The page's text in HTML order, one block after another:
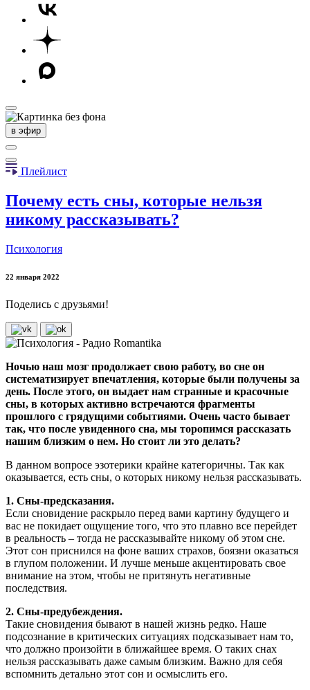
в эфир
Плейлист
Почему есть сны, которые нельзя
никому рассказывать?
Психология
22 января 2022
Поделись с друзьями!
Ночью наш мозг продолжает свою работу, во сне он
систематизирует впечатления, которые были получены за
день. После этого, он выдает нам странные и красочные
сны, в которых активно встречаются фрагменты
прошлого с грядущими событиями. Очень часто бывает
так, что после увиденного сна, мы торопимся рассказать
нашим близким о нем. Но стоит ли это делать?
В данном вопросе эзотерики крайне категоричны. Так как
оказывается, есть сны, о которых никому нельзя рассказывать.
1. Сны-предсказания.
Если сновидение раскрыло перед вами картину будущего и
вас не покидает ощущение того, что это плавно все перейдет
в реальность – тогда не рассказывайте никому об этом сне.
Этот сон приснился на фоне ваших страхов, боязни оказаться
в глупом положении. И лучше меньше акцентировать свое
внимание на этом, чтобы не притянуть негативные
последствия.
2. Сны-предубеждения.
Такие сновидения бывают в нашей жизнь редко. Наше
подсознание в критических ситуациях подсказывает нам то,
что должно произойти в ближайшее время. О таких снах
нельзя рассказывать даже самым близким. Важно для себя
вспомнить детально этот сон и осмыслить его.